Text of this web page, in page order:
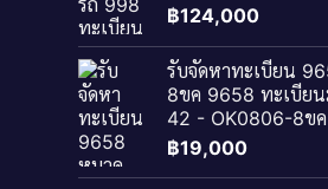
฿124,000
รับจัดหาทะเบียน
8ขค 9658 ทะเบียน
42 - OK0806-8ขค
฿19,000